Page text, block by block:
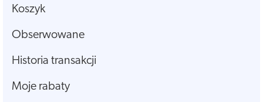
Koszyk
Obserwowane
Historia transakcji
Moje rabaty